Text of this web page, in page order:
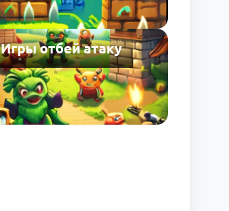
Игры отбей атаку